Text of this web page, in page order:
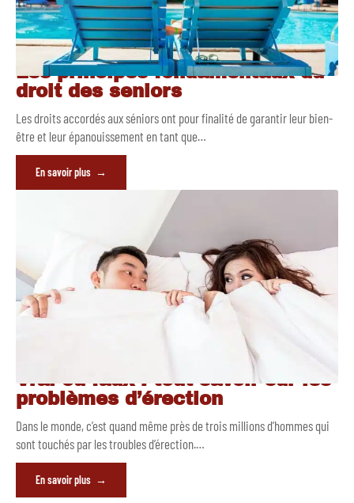
Les principes fondamentaux du
droit des seniors
Les droits accordés aux séniors ont pour finalité de garantir leur bien-
être et leur épanouissement en tant que…
En savoir plus
Vrai ou faux : tout savoir sur les
problèmes d’érection
Dans le monde, c’est quand même près de trois millions d’hommes qui
sont touchés par les troubles d’érection.…
En savoir plus